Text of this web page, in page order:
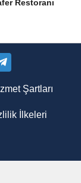
Restoranı
Şartları
İlkeleri